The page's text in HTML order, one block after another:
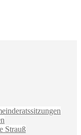
Strauß